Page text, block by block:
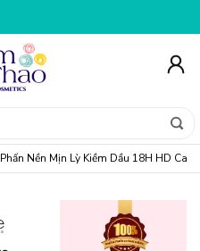
- GIẢM NGAY 25K CHO
Phấn Nền Mịn Lỳ Kiềm Dầu 18H HD